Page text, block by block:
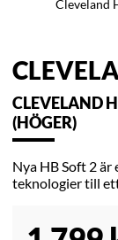
Cleveland
CLEVELAND
(HÖGER)
Nya HB Soft 2
teknologier till